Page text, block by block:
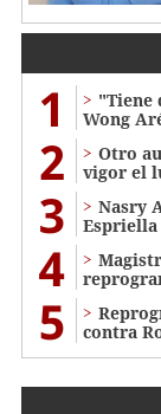
1
"Tiene
Wong
2
Otro
vigor el
3
Nasry
4
5
contra